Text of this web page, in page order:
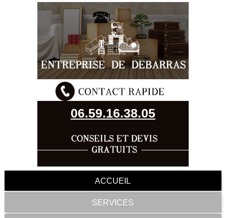
06.59.16.38.05
ACCUEIL
SERVICES